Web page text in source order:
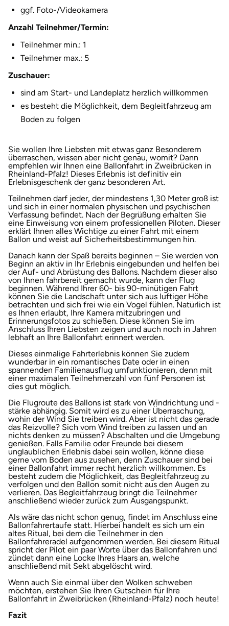
ggf. Foto-/Videokamera
Anzahl Teilnehmer/Termin:
Teilnehmer min.: 1
Teilnehmer max.: 5
Zuschauer:
sind am Start- und Landeplatz herzlich willkommen
es besteht die Möglichkeit, dem Begleitfahrzeug am
Boden zu folgen
Sie wollen Ihre Liebsten mit etwas ganz Besonderem
überraschen, wissen aber nicht genau, womit? Dann
empfehlen wir Ihnen eine Ballonfahrt in Zweibrücken in
Rheinland-Pfalz! Dieses Erlebnis ist definitiv ein
Erlebnisgeschenk der ganz besonderen Art.
Teilnehmen darf jeder, der mindestens 1,30 Meter groß ist
und sich in einer normalen physischen und psychischen
Verfassung befindet. Nach der Begrüßung erhalten Sie
eine Einweisung von einem professionellen Piloten. Dieser
erklärt Ihnen alles Wichtige zu einer Fahrt mit einem
Ballon und weist auf Sicherheitsbestimmungen hin.
Danach kann der Spaß bereits beginnen – Sie werden von
Beginn an aktiv in Ihr Erlebnis eingebunden und helfen bei
der Auf- und Abrüstung des Ballons. Nachdem dieser also
von Ihnen fahrbereit gemacht wurde, kann der Flug
beginnen. Während Ihrer 60- bis 90-minütigen Fahrt
können Sie die Landschaft unter sich aus luftiger Höhe
betrachten und sich frei wie ein Vogel fühlen. Natürlich ist
es Ihnen erlaubt, Ihre Kamera mitzubringen und
Erinnerungsfotos zu schießen. Diese können Sie im
Anschluss Ihren Liebsten zeigen und auch noch in Jahren
lebhaft an Ihre Ballonfahrt erinnert werden.
Dieses einmalige Fahrterlebnis können Sie zudem
wunderbar in ein romantisches Date oder in einen
spannenden Familienausflug umfunktionieren, denn mit
einer maximalen Teilnehmerzahl von fünf Personen ist
dies gut möglich.
Die Flugroute des Ballons ist stark von Windrichtung und -
stärke abhängig. Somit wird es zu einer Überraschung,
wohin der Wind Sie treiben wird. Aber ist nicht das gerade
das Reizvolle? Sich vom Wind treiben zu lassen und an
nichts denken zu müssen? Abschalten und die Umgebung
genießen. Falls Familie oder Freunde bei diesem
unglaublichen Erlebnis dabei sein wollen, könne diese
gerne vom Boden aus zusehen, denn Zuschauer sind bei
einer Ballonfahrt immer recht herzlich willkommen. Es
besteht zudem die Möglichkeit, das Begleitfahrzeug zu
verfolgen und den Ballon somit nicht aus den Augen zu
verlieren. Das Begleitfahrzeug bringt die Teilnehmer
anschließend wieder zurück zum Ausgangspunkt.
Als wäre das nicht schon genug, findet im Anschluss eine
Ballonfahrertaufe statt. Hierbei handelt es sich um ein
altes Ritual, bei dem die Teilnehmer in den
Ballonfahreradel aufgenommen werden. Bei diesem Ritual
spricht der Pilot ein paar Worte über das Ballonfahren und
zündet dann eine Locke Ihres Haars an, welche
anschließend mit Sekt abgelöscht wird.
Wenn auch Sie einmal über den Wolken schweben
möchten, erstehen Sie Ihren Gutschein für Ihre
Ballonfahrt in Zweibrücken (Rheinland-Pfalz) noch heute!
Fazit